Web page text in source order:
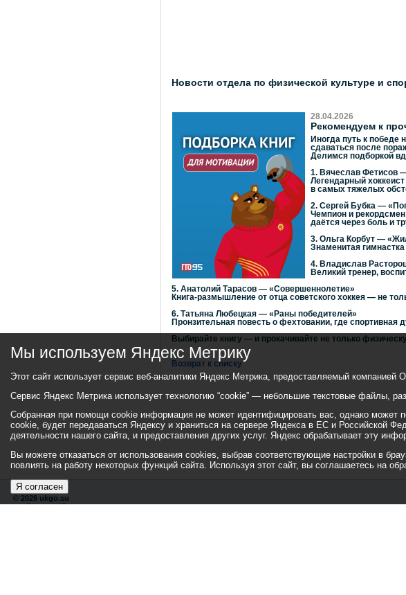
Новости отдела по физической культуре и
28.04.2026
Рекомендуем к
Иногда путь к победе
сдаваться после
Делимся подборкой
1. Вячеслав Фетисов
Легендарный
в самых тяжелых
2. Сергей Бубка —
Чемпион и
даётся через боль и
3. Ольга Корбут —
Знаменитая
4. Владислав
Великий тренер,
5. Анатолий Тарасов — «Совершеннолетие»
Книга-размышление от отца советского хоккея — не
6. Татьяна Любецкая — «Раны победителей»
Пронзительная повесть о фехтовании, где
Выбирайте книгу — и прокачивайте не только
Возврат к списку
© 2026 ukgo.su
ул. Ленина, 47а
Мы используем Яндекс Метрику
Этот сайт использует сервис веб-аналитики Яндекс Метрика, предоставляемый
Сервис Яндекс Метрика использует технологию “cookie” — небольшие текстовые файлы,
Собранная при помощи cookie информация не может идентифицировать вас, однако может
cookie, будет передаваться Яндексу и храниться на сервере Яндекса в ЕС и Российской
деятельности нашего сайта, и предоставления других услуг. Яндекс обрабатывает эту
Вы можете отказаться от использования cookies, выбрав соответствующие настройки в
повлиять на работу некоторых функций сайта. Используя этот сайт, вы соглашаетесь на
Я согласен